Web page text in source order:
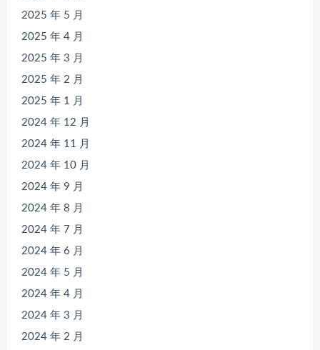
2025 年 5 月
2025 年 4 月
2025 年 3 月
2025 年 2 月
2025 年 1 月
2024 年 12 月
2024 年 11 月
2024 年 10 月
2024 年 9 月
2024 年 8 月
2024 年 7 月
2024 年 6 月
2024 年 5 月
2024 年 4 月
2024 年 3 月
2024 年 2 月